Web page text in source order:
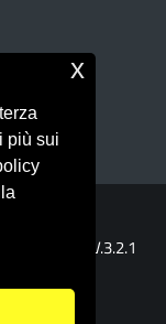
V.3.2.1
più sui
x